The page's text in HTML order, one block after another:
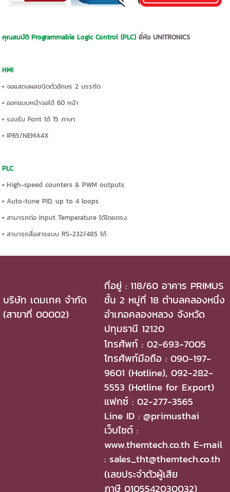
คุณสมบัติ Programmable Logic Control (PLC)ยี่ห้อ UNITRONICS
HMI
• จอแสดงผลชนิดตัวอักษร 2 บรรทัด
• ออกแบบหน้าจอได้ 60 หน้า
• รองรับ Font ได้ 15 ภาษา
• IP65/NEMA4X
PLC
• High-speed counters & PWM outputs
• Auto-tune PID, up to 4 loops
• สามารถต่อ Input Temperature ได้โดยตรง
• สามารถสื่อสารแบบ RS-232/485 ได้
บริษัท เดมเทค จำกัด
(สาขาที่ 00002)
ที่อยู่ : 118/60 อาคาร PRIMUS
ชั้น 2 หมู่ที่ 18 ตำบลคลองหนึ่ง
อำเภอคลองหลวง จังหวัด
ปทุมธานี 12120
โทรศัพท์ : 02-693-7005
โทรศัพท์มือถือ : 090-197-
9601 (Hotline), 092-282-
5553 (Hotline for Export)
แฟกซ์ : 02-277-3565
Line ID : @primusthai
เว็บไซต์ :
www.themtech.co.th E-mail
: sales_tht@themtech.co.th
(เลขประจำตัวผู้เสีย
ภาษี 0105542030032)